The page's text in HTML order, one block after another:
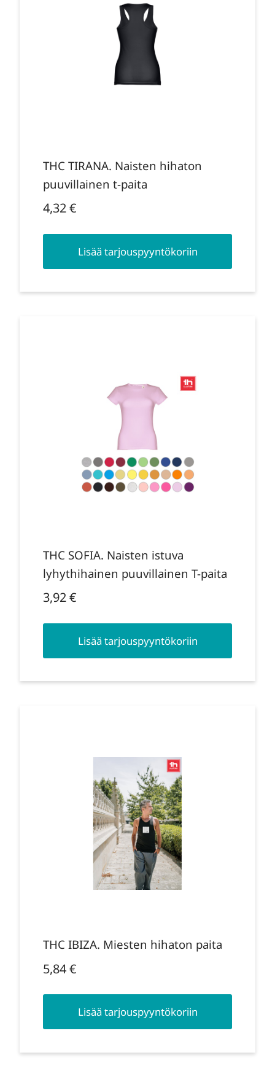
THC TIRANA. Naisten hihaton
puuvillainen t-paita
4,32€
Lisää tarjouspyyntökoriin
THC SOFIA. Naisten istuva
lyhythihainen puuvillainen T-paita
3,92€
Lisää tarjouspyyntökoriin
THC IBIZA. Miesten hihaton paita
5,84€
Lisää tarjouspyyntökoriin